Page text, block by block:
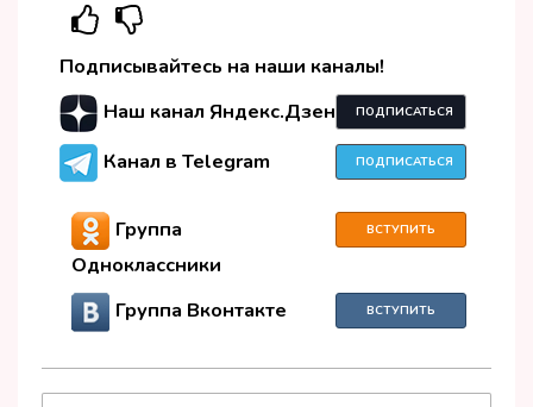
Подписывайтесь на наши каналы!
Наш канал Яндекс.Дзен
ПОДПИСАТЬСЯ
Канал в Telegram ПОДПИСАТЬСЯ
Группа
Одноклассники
ВСТУПИТЬ
Группа Вконтакте ВСТУПИТЬ